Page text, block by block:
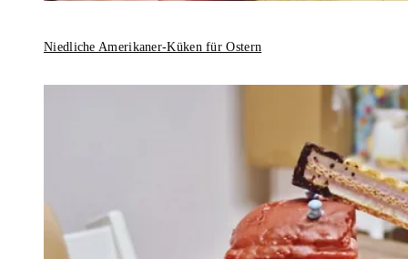
Niedliche Amerikaner-Küken für Ostern